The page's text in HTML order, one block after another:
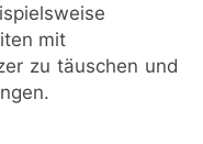
mit
zu täuschen und